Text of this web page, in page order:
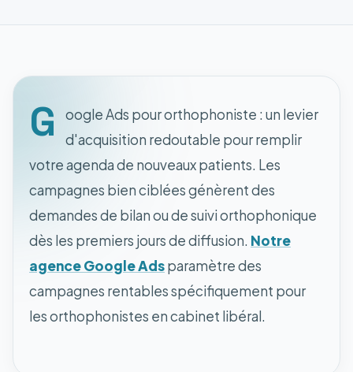
G
oogle Ads pour orthophoniste : un levier
d'acquisition redoutable pour remplir
votre agenda de nouveaux patients. Les
campagnes bien ciblées génèrent des
demandes de bilan ou de suivi orthophonique
dès les premiers jours de diffusion. Notre
agence Google Adsparamètre des
campagnes rentables spécifiquement pour
les orthophonistes en cabinet libéral.